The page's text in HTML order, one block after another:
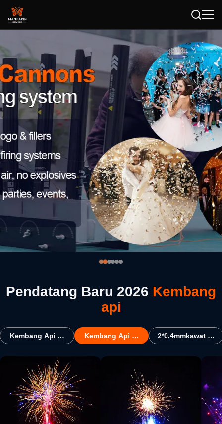
Pendatang Baru 2026 Kembang
api
Kembang Api Kue UmumKembang Api Kue Untuk AS2*0.4mmkawat Baja